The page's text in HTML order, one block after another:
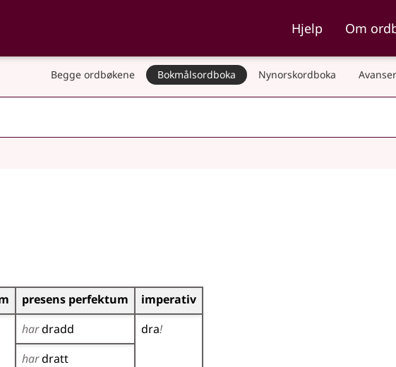
og NynorskordbokaHjelp Om
Begge ordbøkene Bokmålsordboka Nynorskordboka
presens perfektum
imperativ
hardradd dra!
hardratt